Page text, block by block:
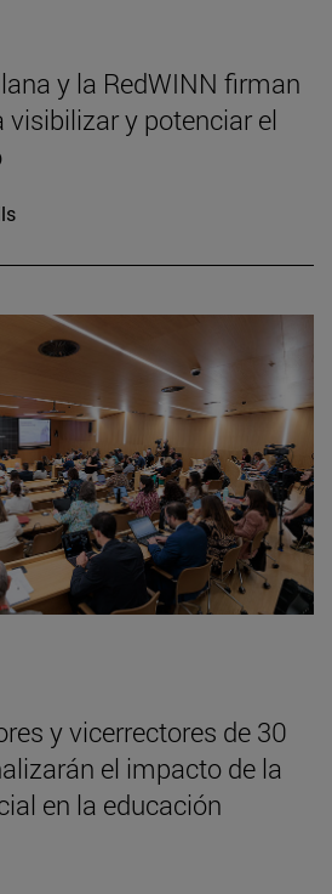
y la RedWINN firman
visibilizar y potenciar el
y vicerrectores de 30
el impacto de la
en la educación